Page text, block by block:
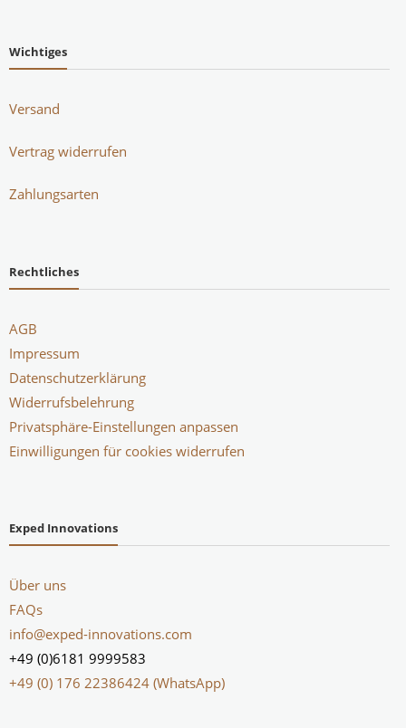
Wichtiges
Versand
Vertrag widerrufen
Zahlungsarten
Rechtliches
AGB
Impressum
Datenschutzerklärung
Widerrufsbelehrung
Privatsphäre-Einstellungen anpassen
Einwilligungen für cookies widerrufen
Exped Innovations
Über uns
FAQs
info@exped-innovations.com
+49 (0)6181 9999583
+49 (0) 176 22386424 (WhatsApp)